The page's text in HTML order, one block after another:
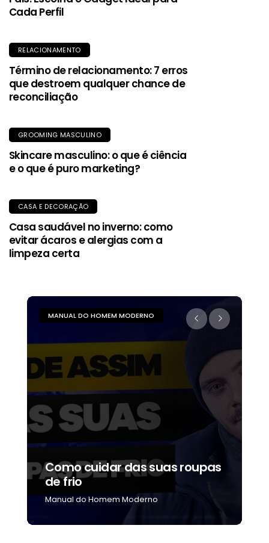
Cada Perfil
RELACIONAMENTO
Término de relacionamento: 7 erros
que destroem qualquer chance de
reconciliação
GROOMING MASCULINO
Skincare masculino: o que é ciência
e o que é puro marketing?
CASA E DECORAÇÃO
Casa saudável no inverno: como
evitar ácaros e alergias com a
limpeza certa
MANUAL DO HOMEM MODERNO
Como cuidar das suas roupas
de frio
Manual do Homem Moderno